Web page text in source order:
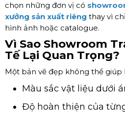
chọn những đơn vị có
xưởng sản xuất riêng thay vì
hình ảnh hoặc catalogue.
Vì Sao Showroom
Tế Lại Quan Trọng?
Một bản vẽ đẹp không thể giúp
Màu sắc vật liệu dưới
Độ hoàn thiện của